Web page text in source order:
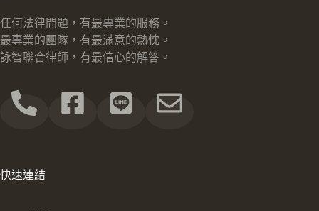
任何法律問題，有最專業的服務。
最專業的團隊，有最滿意的熱忱。
詠智聯合律師，有最信心的解答。
快速連結